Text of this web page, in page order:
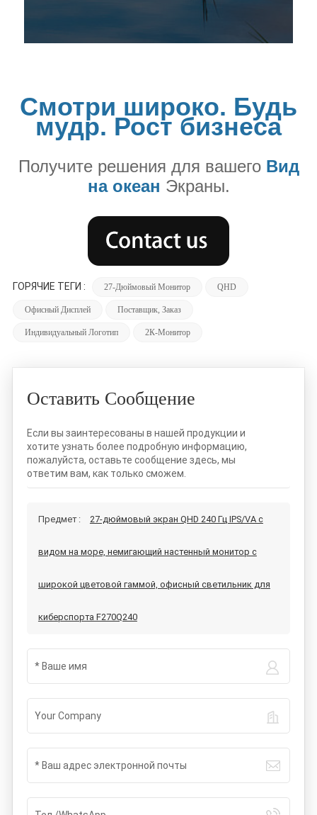
Смотри широко. Будь
мудр. Рост бизнеса
Получите решения для вашего Вид
на океан Экраны.
ГОРЯЧИЕ ТЕГИ : 27-Дюймовый Монитор QHD
Офисный Дисплей Поставщик, Заказ
Индивидуальный Логотип 2К-Монитор
Оставить Сообщение
Если вы заинтересованы в нашей продукции и
хотите узнать более подробную информацию,
пожалуйста, оставьте сообщение здесь, мы
ответим вам, как только сможем.
Предмет : 27-дюймовый экран QHD 240 Гц IPS/VA с
видом на море, немигающий настенный монитор с
широкой цветовой гаммой, офисный светильник для
киберспорта F270Q240